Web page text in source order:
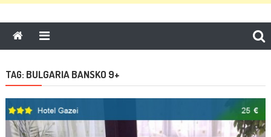
TAG: BULGARIA BANSKO 9+